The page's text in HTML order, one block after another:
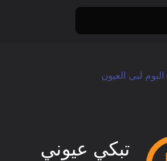
البوم لبى العيون
تبكي عيوني